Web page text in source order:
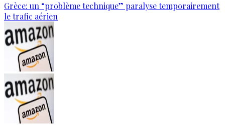
Grèce: un “problème technique” paralyse temporairement
le trafic aérien